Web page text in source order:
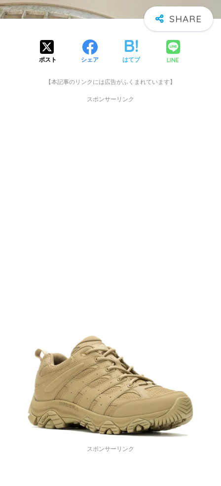
ポスト シェア はてブ LINE
【本記事のリンクには広告がふくまれています】
スポンサーリンク
スポンサーリンク